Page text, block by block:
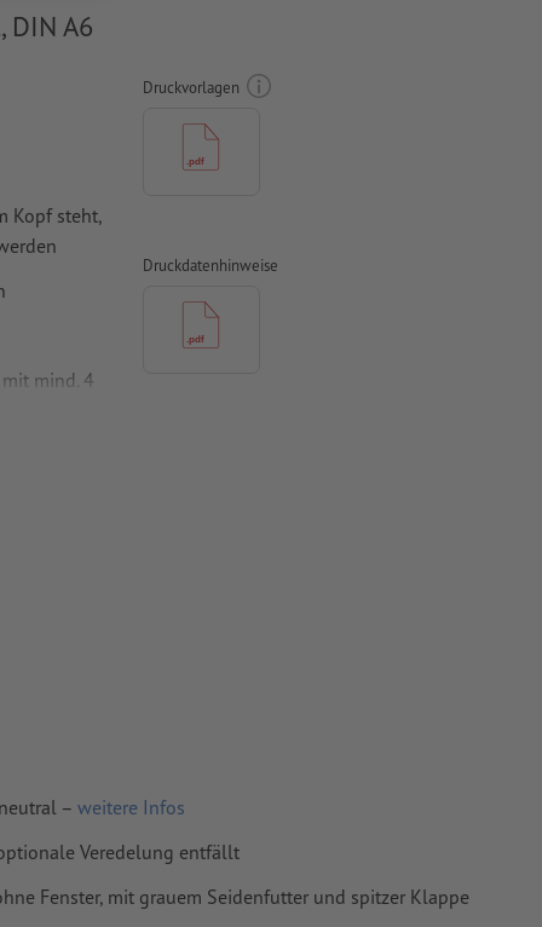
A6
Kopf steht,
mind. 4
Druckvorlagen
Druckdatenhinweise
– weitere Infos
Veredelung entfällt
Fenster, mit grauem Seidenfutter und spitzer Klappe